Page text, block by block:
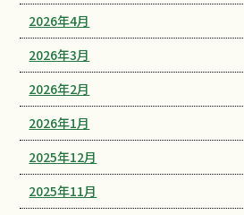
2026年4月
2026年3月
2026年2月
2026年1月
2025年12月
2025年11月